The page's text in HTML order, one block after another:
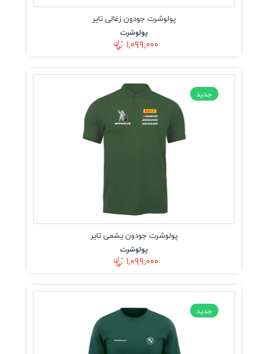
پولوشرت جودون زغالی تایر
پولوشرت
۱,۰۹۹,۰۰۰
جدید
پولوشرت جودون یشمی تایر
پولوشرت
۱,۰۹۹,۰۰۰
جدید